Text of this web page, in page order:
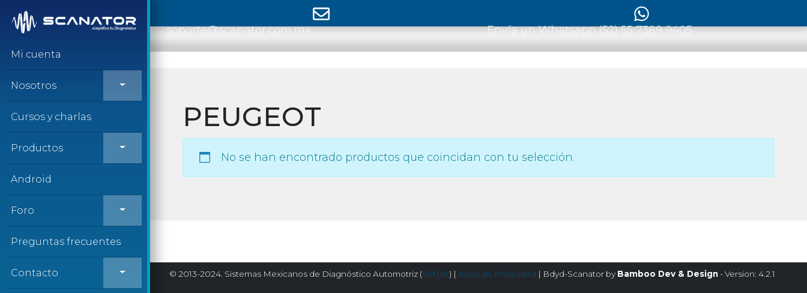
soporte@scanator.com.mx Envía un Whatsapp (52) 55 7389 9405
Saltar al contenido
Mi cuenta
Nosotros
Cursos y charlas
Productos
Android
Foro
Preguntas frecuentes
Contacto
PEUGEOT
No se han encontrado productos que coincidan con tu selección.
© 2013-2024. Sistemas Mexicanos de Diagnóstico Automotriz (SMDA) | Aviso de Privacidad | Bdyd-Scanator by Bamboo Dev & Design- Version: 4.2.1